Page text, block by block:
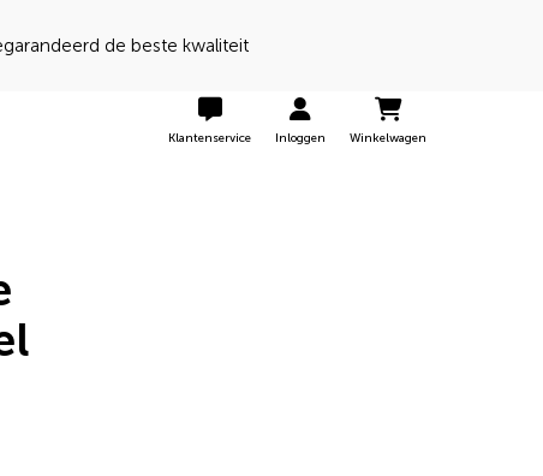
een 9 door onze klanten
Klantenservice Inloggen Winkelwagen